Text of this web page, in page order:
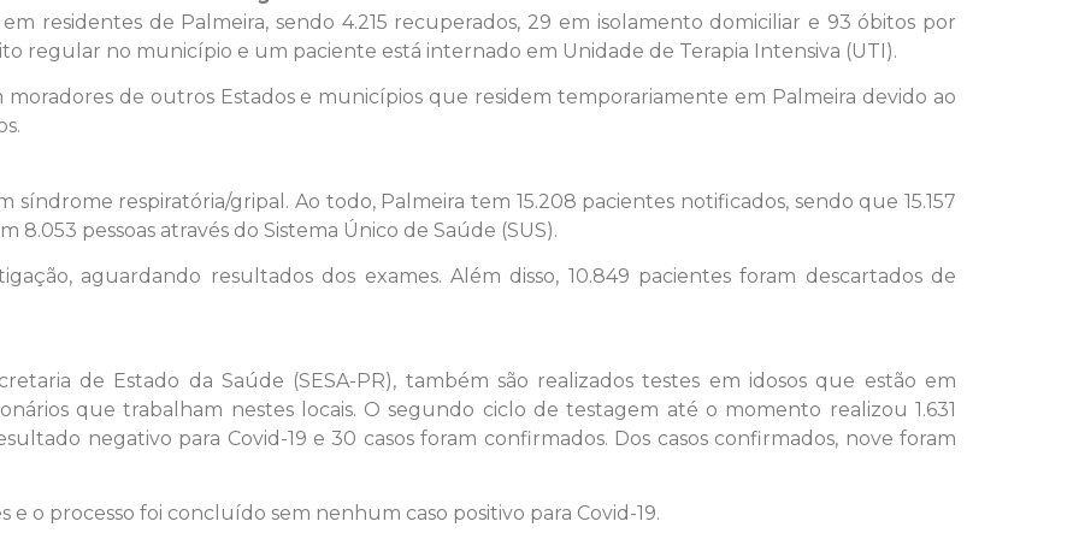
em residentes de Palmeira, sendo 4.215 recuperados, 29 em isolamento domiciliar e 93 óbitos por
regular no município e um paciente está internado em Unidade de Terapia Intensiva (UTI).
de outros Estados e municípios que residem temporariamente em Palmeira devido ao
síndrome respiratória/gripal. Ao todo, Palmeira tem 15.208 pacientes notificados, sendo que 15.157
8.053 pessoas através do Sistema Único de Saúde (SUS).
aguardando resultados dos exames. Além disso, 10.849 pacientes foram descartados de
de Estado da Saúde (SESA-PR), também são realizados testes em idosos que estão em
que trabalham nestes locais. O segundo ciclo de testagem até o momento realizou 1.631
negativo para Covid-19 e 30 casos foram confirmados. Dos casos confirmados, nove foram
o processo foi concluído sem nenhum caso positivo para Covid-19.